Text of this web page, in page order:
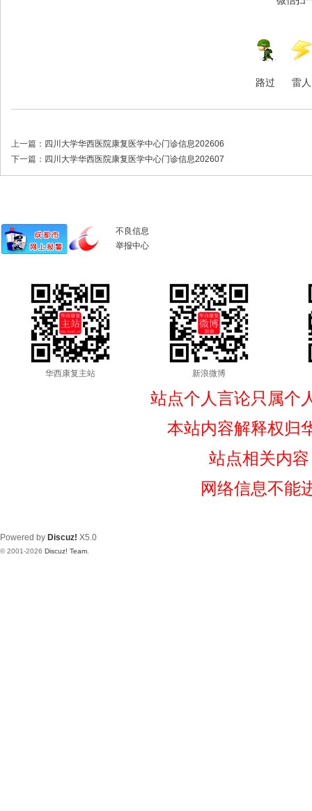
路过 雷人
上一篇： 四川大学华西医院康复医学中心门诊信息202606
下一篇： 四川大学华西医院康复医学中心门诊信息202607
不良信息
举报中心
华西康复主站 新浪微博
站点个人言论只属个
本站内容解释权归
站点相关内
网络信息不能
Powered by Discuz! X5.0
© 2001-2026 Discuz! Team